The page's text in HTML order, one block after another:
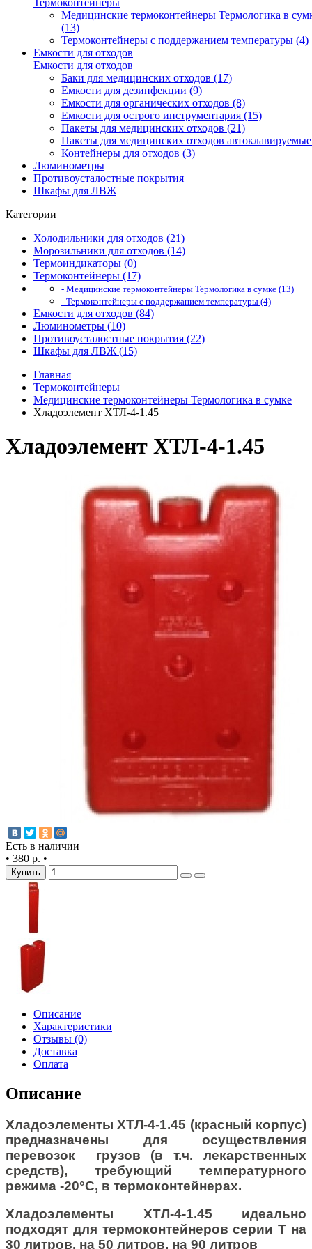
Термоконтейнеры
Медицинские термоконтейнеры Термологика в
(13)
Термоконтейнеры с поддержанием температуры (4)
Емкости для отходов
Емкости для отходов
Баки для медицинских отходов (17)
Емкости для дезинфекции (9)
Емкости для органических отходов (8)
Емкости для острого инструментария (15)
Пакеты для медицинских отходов (21)
Пакеты для медицинских отходов
Контейнеры для отходов (3)
Люминометры
Противоусталостные покрытия
Шкафы для ЛВЖ
Категории
Холодильники для отходов (21)
Морозильники для отходов (14)
Термоиндикаторы (0)
Термоконтейнеры (17)
- Медицинские термоконтейнеры Термологика в сумке (13)
- Термоконтейнеры с поддержанием температуры (4)
Емкости для отходов (84)
Люминометры (10)
Противоусталостные покрытия (22)
Шкафы для ЛВЖ (15)
Главная
Термоконтейнеры
Медицинские термоконтейнеры Термологика в сумке
Хладоэлемент ХТЛ-4-1.45
Хладоэлемент ХТЛ-4-1.45
Есть в наличии
• 380 р. •
Купить
Описание
Характеристики
Отзывы (0)
Доставка
Оплата
Описание
Хладоэлементы ХТЛ-4-1.45 (красный корпус)
предназначены для осуществления
перевозок грузов (в т.ч. лекарственных
средств), требующий температурного
режима -20°С, в термоконтейнерах.
Хладоэлементы ХТЛ-4-1.45 идеально
подходят для термоконтейнеров серии Т на
30 литров, на 50 литров, на 90 литров